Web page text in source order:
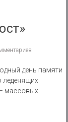
день памяти
леденящих
массовых